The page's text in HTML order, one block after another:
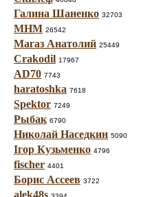
Галина Шаненко 32703
МНМ 26542
Магаз Анатолий 25449
Crakodil 17967
AD70 7743
haratoshka 7618
Spektor 7249
Рыбак 6790
Николай Наседкин 5090
Ігор Кузьменко 4796
fischer 4401
Борис Ассеев 3722
alek48s